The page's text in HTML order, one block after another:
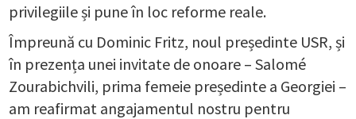
privilegiile și pune în loc reforme reale.
Împreună cu Dominic Fritz, noul președinte USR, și
în prezența unei invitate de onoare – Salomé
Zourabichvili, prima femeie președinte a Georgiei –
am reafirmat angajamentul nostru pentru